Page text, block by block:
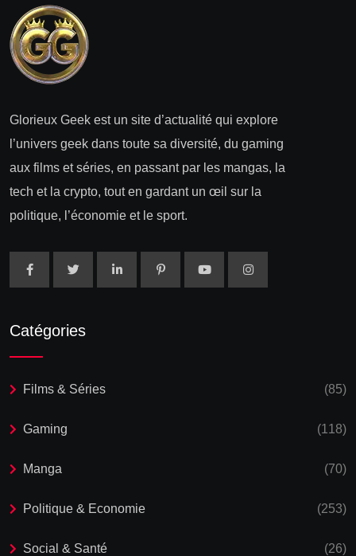
Glorieux Geek est un site d’actualité qui explore
l’univers geek dans toute sa diversité, du gaming
aux films et séries, en passant par les mangas, la
tech et la crypto, tout en gardant un œil sur la
politique, l’économie et le sport.
Catégories
Films & Séries (85)
Gaming (118)
Manga (70)
Politique & Economie (253)
Social & Santé (26)